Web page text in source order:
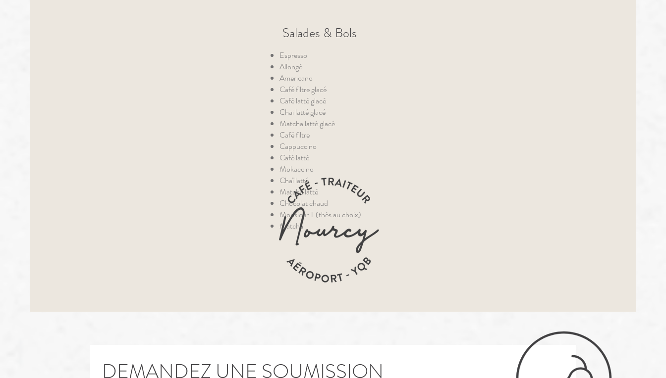
Salades & Bols
Espresso
Allongé
Americano
Café filtre glacé
Café latté glacé
Chai latté glacé
Matcha latté glacé
Café filtre
Cappuccino
Café latté
Mokaccino
Chaï latté
Matcha latté
Chocolat chaud
Monsieur T (thés au choix)
Matcha
DEMANDEZ UNE SOUMISSION